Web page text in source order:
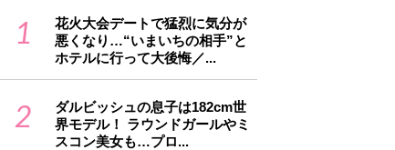
1
花火大会デートで猛烈に気分が
悪くなり…“いまいちの相手”と
ホテルに行って大後悔／...
2
ダルビッシュの息子は182cm世
界モデル！ ラウンドガールやミ
スコン美女も…プロ...